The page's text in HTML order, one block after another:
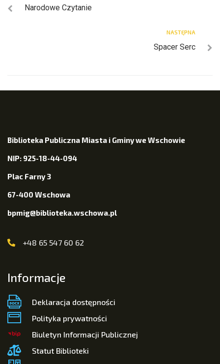
Narodowe Czytanie
NASTĘPNA
Spacer Serc
Biblioteka Publiczna Miasta i Gminy we Wschowie
NIP: 925-18-44-094
Plac Farny 3
67-400 Wschowa
bpmig@biblioteka.wschowa.pl
+48 65 547 60 62
Informacje
Deklaracja dostępności
Polityka prywatności
Biuletyn Informacji Publicznej
Statut Biblioteki